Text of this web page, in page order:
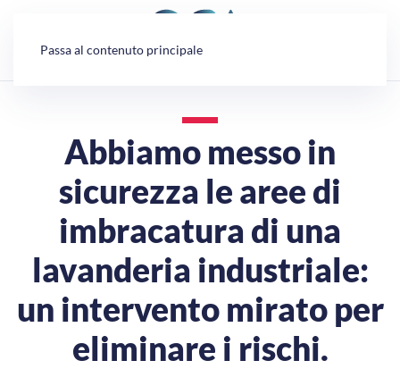
Passa al contenuto principale
Abbiamo messo in
sicurezza le aree di
imbracatura di una
lavanderia industriale:
un intervento mirato per
eliminare i rischi.
Pannello di gestione dei cookies